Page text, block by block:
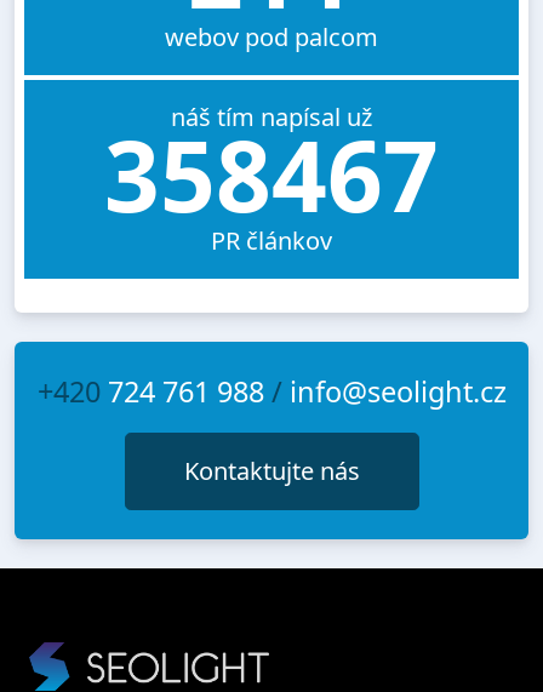
webov pod palcom
náš tím napísal už
358467
PR článkov
+420 724 761 988/ info@seolight.cz
Kontaktujte nás